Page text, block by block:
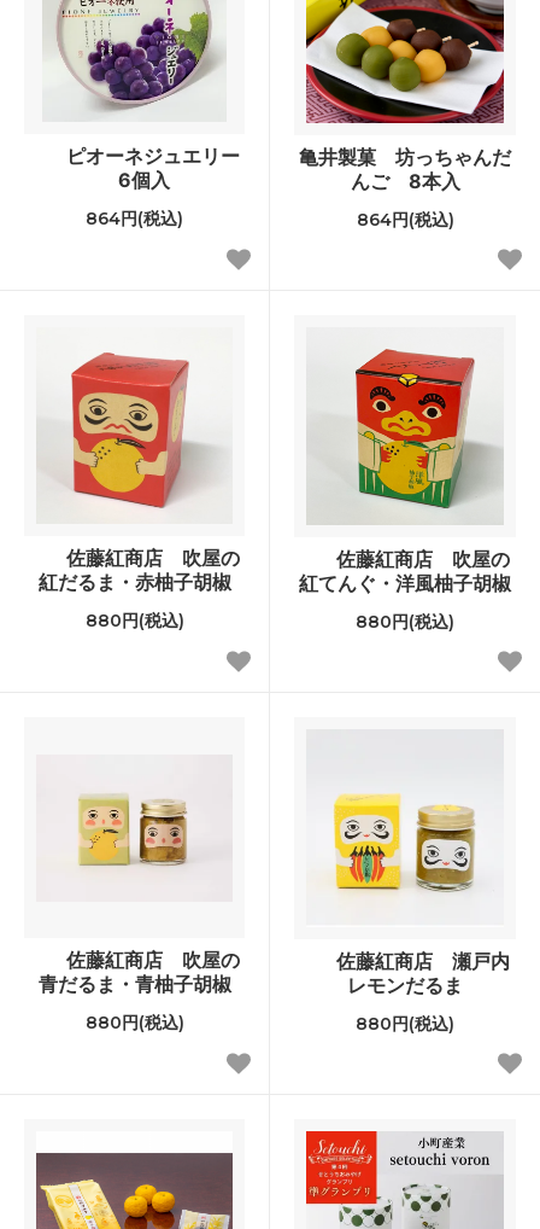
ピオーネジュエリー
6個入
864円(税込)
亀井製菓 坊っちゃんだ
んご 8本入
864円(税込)
佐藤紅商店 吹屋の
紅だるま・赤柚子胡椒
880円(税込)
佐藤紅商店 吹屋の
紅てんぐ・洋風柚子胡椒
880円(税込)
佐藤紅商店 吹屋の
青だるま・青柚子胡椒
880円(税込)
佐藤紅商店 瀬戸内
レモンだるま
880円(税込)